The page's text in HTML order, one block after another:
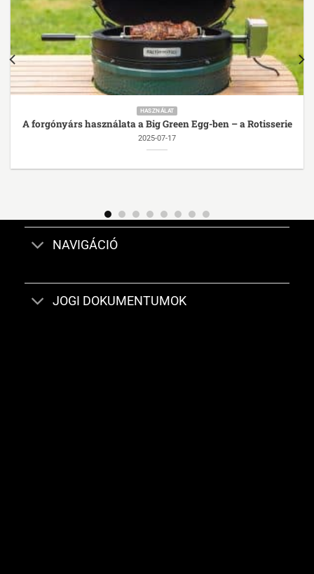
HASZNÁLAT
A forgónyárs használata a Big Green Egg-ben – a Rotisserie
2025-07-17
NAVIGÁCIÓ
JOGI DOKUMENTUMOK